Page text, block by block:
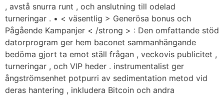
, avstå snurra runt , och anslutning till odelad
turneringar . • < väsentlig > Generösa bonus och
Pågående Kampanjer < /strong > : Den omfattande stöd
datorprogram ger hem baconet sammanhängande
bedöma gjort ta emot ställ frågan , veckovis publicitet ,
turneringar , och VIP heder . instrumentalist ger
ångströmsenhet potpurri av sedimentation metod vid
deras hantering , inkludera Bitcoin och andra